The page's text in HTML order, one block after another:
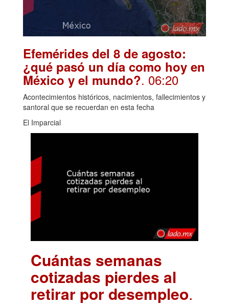
Efemérides del 8 de agosto:
¿qué pasó un día como hoy en
México y el mundo?. 06:20
Acontecimientos históricos, nacimientos, fallecimientos y
santoral que se recuerdan en esta fecha
El Imparcial
Cuántas semanas
cotizadas pierdes al
retirar por desempleo.